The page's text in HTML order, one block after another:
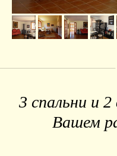
3 спальни и
Вашем